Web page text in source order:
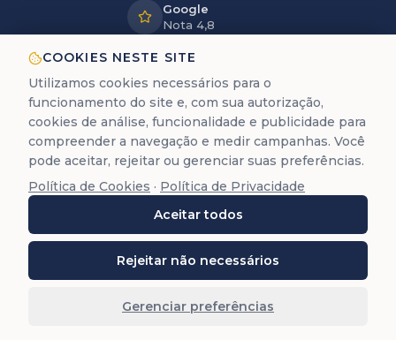
Google
Nota 4,8
LGPD
protegidos
12+ anos
de experiência
A Trastevere é uma empresa de assessoria documental
para cidadania europeia. Não prestamos serviços
jurídicos de advocacia (Lei 8.906/94).
Trastevere Cidadanias. Todos os direitos
reservados. O conteúdo deste site (textos, imagens,
Reprodução total ou parcial é proibida sem autorização
COOKIES NESTE SITE
Utilizamos cookies necessários para o
funcionamento do site e, com sua autorização,
cookies de análise, funcionalidade e publicidade para
compreender a navegação e medir campanhas. Você
pode aceitar, rejeitar ou gerenciar suas preferências.
Política de Cookies · Política de Privacidade
Aceitar todos
Rejeitar não necessários
Gerenciar preferências